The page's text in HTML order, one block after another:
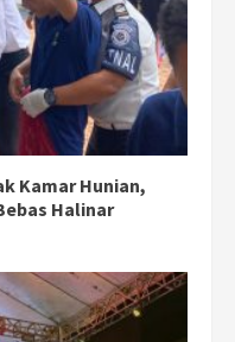
Kamar Hunian,
Halinar